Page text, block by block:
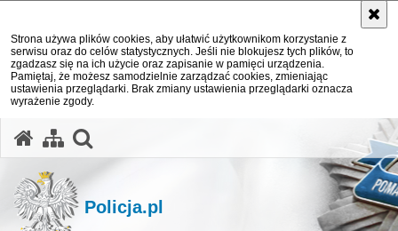
Strona używa plików cookies, aby ułatwić użytkownikom korzystanie z
serwisu oraz do celów statystycznych. Jeśli nie blokujesz tych plików, to
zgadzasz się na ich użycie oraz zapisanie w pamięci urządzenia.
Pamiętaj, że możesz samodzielnie zarządzać cookies, zmieniając
ustawienia przeglądarki. Brak zmiany ustawienia przeglądarki oznacza
wyrażenie zgody.
Policja.pl